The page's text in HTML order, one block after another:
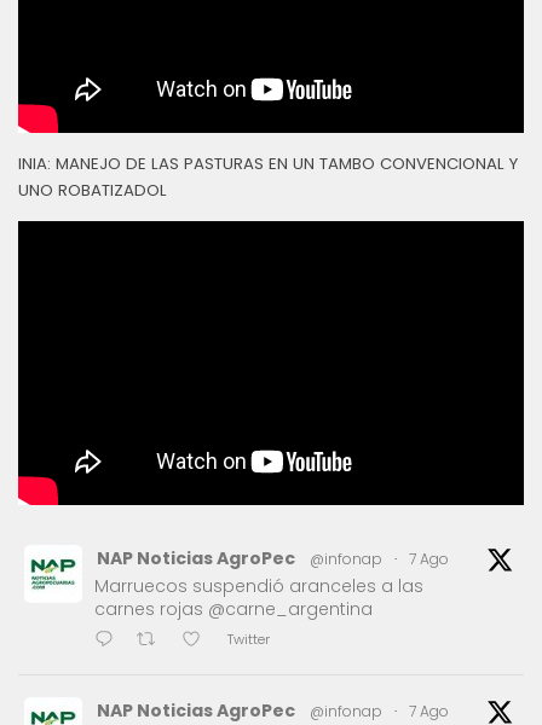
INIA: MANEJO DE LAS PASTURAS EN UN TAMBO CONVENCIONAL Y
UNO ROBATIZADOL
NAP Noticias AgroPec @infonap · 7 Ago
Marruecos suspendió aranceles a las
carnes rojas @carne_argentina
Twitter
NAP Noticias AgroPec @infonap · 7 Ago